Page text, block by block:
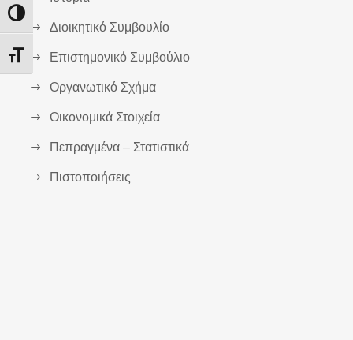
Εναλλαγή Υψηλής Αντίθεσης
Εναλλαγή Μεγέθους Γραμμάτων
Διοικητικό Συμβουλίο
Επιστημονικό Συμβούλιο
Οργανωτικό Σχήμα
Οικονομικά Στοιχεία
Πεπραγμένα – Στατιστικά
Πιστοποιήσεις